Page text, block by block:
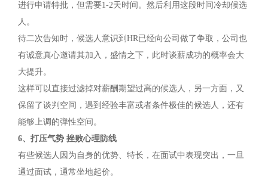
进行申请特批，但需要1-2天时间。然后利用这段时间冷却候选
人。
待二次告知时，候选人意识到HR已经向公司做了争取，公司也
有诚意真心邀请其加入，盛情之下，此时谈薪成功的概率会大
大提升。
这样可以直接过滤掉对薪酬期望过高的候选人，另一方面，又
保留了谈判空间，遇到经验丰富或者条件极佳的候选人，还有
能够上调的弹性空间。
6、打压气势 挫败心理防线
有些候选人因为自身的优势、特长，在面试中表现突出，一旦
通过面试，通常坐地起价。